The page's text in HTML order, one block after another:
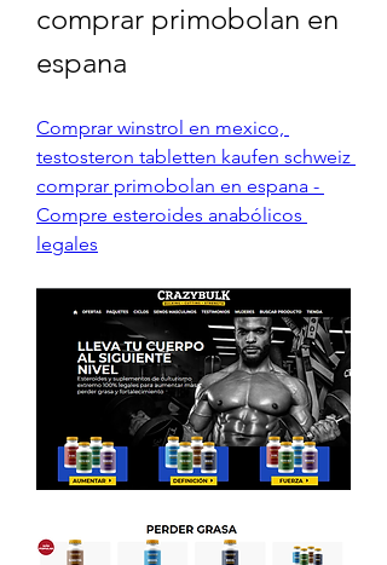
comprar primobolan en
espana
Comprar winstrol en mexico,
testosteron tabletten kaufen schweiz
comprar primobolan en espana -
Compre esteroides anabólicos
legales